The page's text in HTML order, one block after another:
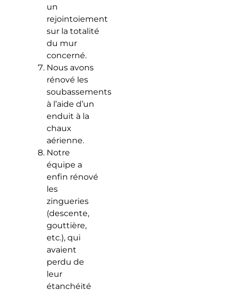
un
rejointoiement
sur la totalité
du mur
concerné.
Nous avons
rénové les
soubassements
à l’aide d’un
enduit à la
chaux
aérienne.
Notre
équipe a
enfin rénové
les
zingueries
(descente,
gouttière,
etc.), qui
avaient
perdu de
leur
étanchéité